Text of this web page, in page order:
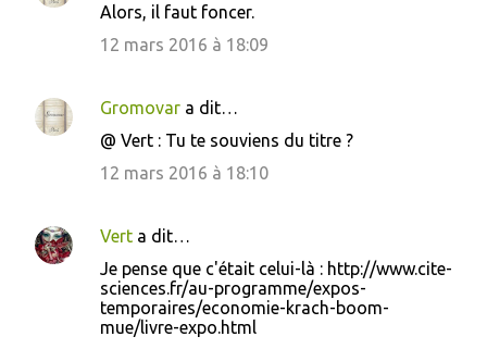
Alors, il faut foncer.
12 mars 2016 à 18:09
Gromovar a dit…
@ Vert : Tu te souviens du titre ?
12 mars 2016 à 18:10
Vert a dit…
Je pense que c'était celui-là : http://www.cite-
sciences.fr/au-programme/expos-
temporaires/economie-krach-boom-
mue/livre-expo.html